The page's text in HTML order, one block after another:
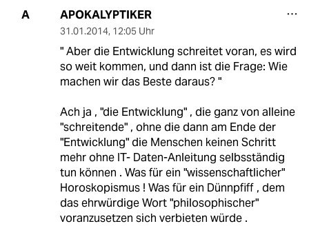
A APOKALYPTIKER
31.01.2014, 12:05 Uhr
" Aber die Entwicklung schreitet voran, es wird
so weit kommen, und dann ist die Frage: Wie
machen wir das Beste daraus? "
Ach ja , "die Entwicklung" , die ganz von alleine
"schreitende" , ohne die dann am Ende der
"Entwicklung" die Menschen keinen Schritt
mehr ohne IT- Daten-Anleitung selbsständig
tun können . Was für ein "wissenschaftlicher"
Horoskopismus ! Was für ein Dünnpfiff , dem
das ehrwürdige Wort "philosophischer"
voranzusetzen sich verbieten würde .